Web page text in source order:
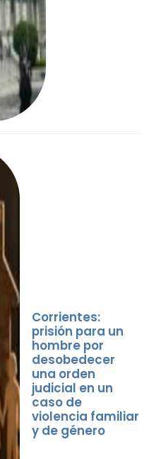
Corrientes:
prisión para un
hombre por
desobedecer
una orden
judicial en un
caso de
violencia familiar
y de género